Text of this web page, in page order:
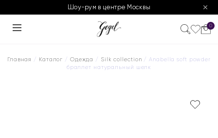
Шоу-рум в центре Москвы
0
Главная / Каталог / Одежда / Silk collection / Anabella soft powder
браллет натуральный шелк